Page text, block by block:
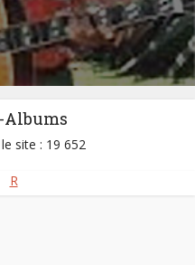
Albums
site : 19 652
R